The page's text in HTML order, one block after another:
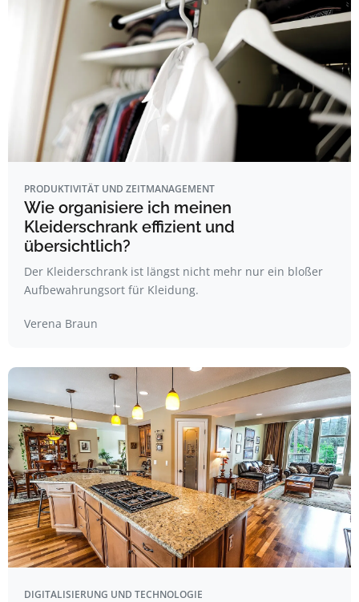
PRODUKTIVITÄT UND ZEITMANAGEMENT
Wie organisiere ich meinen
Kleiderschrank effizient und
übersichtlich?
Der Kleiderschrank ist längst nicht mehr nur ein bloßer
Aufbewahrungsort für Kleidung.
Verena Braun
DIGITALISIERUNG UND TECHNOLOGIE